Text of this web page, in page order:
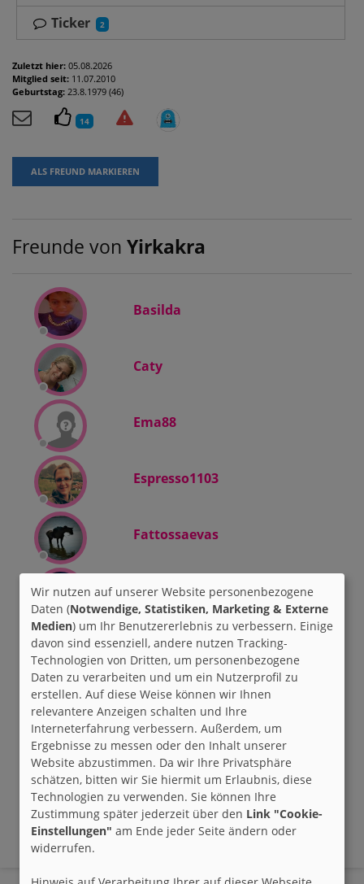
Ticker
2
Zuletzt hier: 05.08.2026
Mitglied seit: 11.07.2010
Geburtstag: 23.8.1979 (46)
14
ALS FREUND MARKIEREN
Freunde von Yirkakra
Basilda
Caty
Ema88
Espresso1103
Fattossaevas
HarryPotterFan
Herbstzauber
SandyDe
wildwind1979
ZumbaNanni
Wir nutzen auf unserer Website personenbezogene
Daten (Notwendige, Statistiken, Marketing & Externe
Medien) um Ihr Benutzererlebnis zu verbessern. Einige
davon sind essenziell, andere nutzen Tracking-
Technologien von Dritten, um personenbezogene
Daten zu verarbeiten und um ein Nutzerprofil zu
erstellen. Auf diese Weise können wir Ihnen
relevantere Anzeigen schalten und Ihre
Interneterfahrung verbessern. Außerdem, um
Ergebnisse zu messen oder den Inhalt unserer
Website abzustimmen. Da wir Ihre Privatsphäre
schätzen, bitten wir Sie hiermit um Erlaubnis, diese
Technologien zu verwenden. Sie können Ihre
Zustimmung später jederzeit über den Link "Cookie-
Einstellungen" am Ende jeder Seite ändern oder
widerrufen.